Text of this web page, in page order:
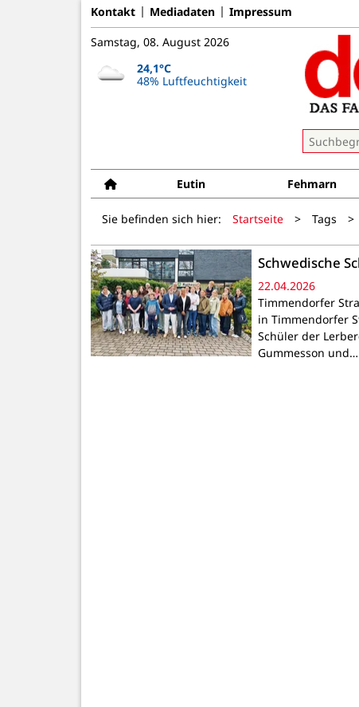
Kontakt Mediadaten Impressum
Samstag, 08. August 2026
24,1°C
48% Luftfeuchtigkeit
Eutin Fehmarn
Sie befinden sich hier: Startseite > Tags >
Schwedische
22.04.2026
Timmendorfer
in Timmendorfer
Schüler der
Gummesson und…